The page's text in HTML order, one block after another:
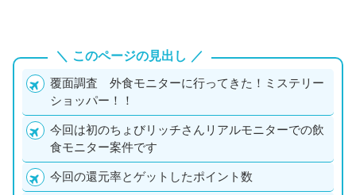
このページの見出し
覆面調査 外食モニターに行ってきた！ミステリー
ショッパー！！
今回は初のちょびリッチさんリアルモニターでの飲
食モニター案件です
今回の還元率とゲットしたポイント数